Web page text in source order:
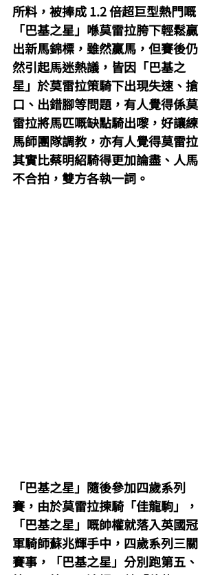
所料，被捧成 1.2 倍超巨型熱門嘅
「巴基之星」喺莫雷拉胯下輕鬆贏
出新馬錦標，雖然贏馬，但賽後仍
然引起馬迷熱議，皆因「巴基之
星」於莫雷拉策騎下出現失速、搶
口、出錯腳等問題，有人覺得係莫
雷拉將馬匹嘅缺點騎出嚟，好讓練
馬師團隊調教，亦有人覺得莫雷拉
其實比蔡明紹騎得更加論盡、人馬
不合拍，雙方各執一詞。
「巴基之星」隨後參加四歲系列
賽，由於莫雷拉揀騎「佳龍駒」，
「巴基之星」嘅帥權就落入英國冠
軍騎師蘇兆輝手中，四歲系列三關
賽事，「巴基之星」分別跑第五、